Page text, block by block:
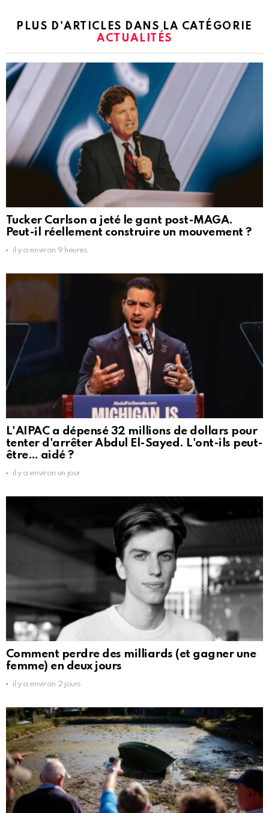
PLUS D'ARTICLES DANS LA CATÉGORIE
ACTUALITÉS
Tucker Carlson a jeté le gant post-MAGA.
Peut-il réellement construire un mouvement ?
il y a environ 9 heures
L'AIPAC a dépensé 32 millions de dollars pour
tenter d'arrêter Abdul El-Sayed. L'ont-ils peut-
être… aidé ?
il y a environ un jour
Comment perdre des milliards (et gagner une
femme) en deux jours
il y a environ 2 jours